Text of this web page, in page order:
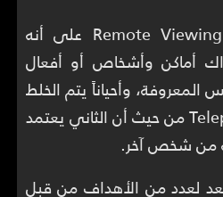
يعرف النظر عن بعد Remote Viewing على أنه
أماكن وأشخاص أو أفعال
وأحياناً يتم الخلط
بينه وبين التخاطر Telepathy من حيث أن الثاني يعتمد
من شخص آخر.
لعدد من الأهداف من قبل